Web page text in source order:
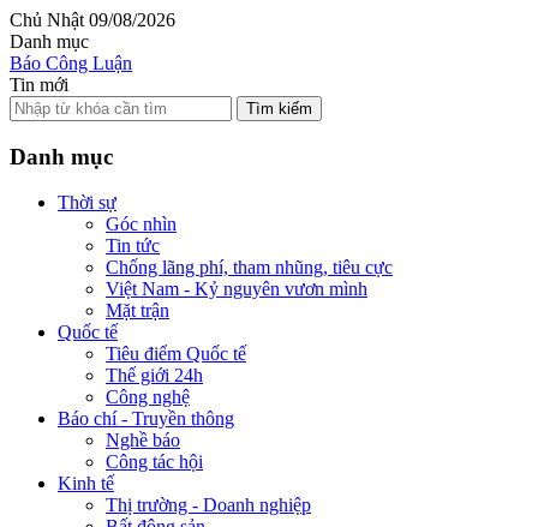
Chủ Nhật 09/08/2026
Danh mục
Báo Công Luận
Tin mới
Tìm kiếm
Danh mục
Thời sự
Góc nhìn
Tin tức
Chống lãng phí, tham nhũng, tiêu cực
Việt Nam - Kỷ nguyên vươn mình
Mặt trận
Quốc tế
Tiêu điểm Quốc tế
Thế giới 24h
Công nghệ
Báo chí - Truyền thông
Nghề báo
Công tác hội
Kinh tế
Thị trường - Doanh nghiệp